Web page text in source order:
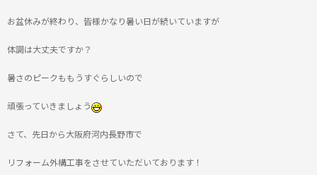
お盆休みが終わり、皆様かなり暑い日が続いていますが
体調は大丈夫ですか？
暑さのピークももうすぐらしいので
頑張っていきましょう
さて、先日から大阪府河内長野市で
リフォーム外構工事をさせていただいております！